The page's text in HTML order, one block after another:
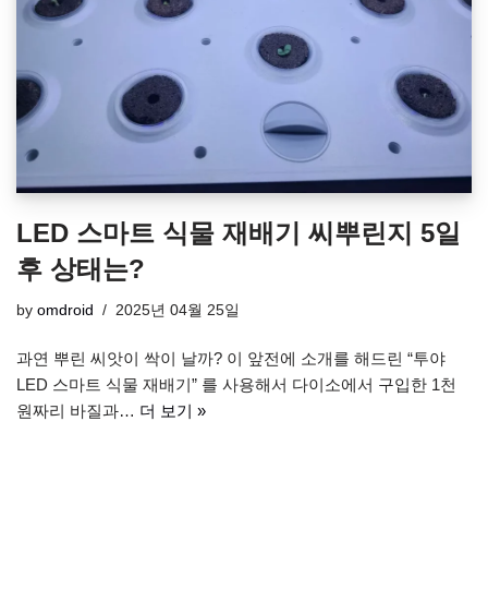
LED 스마트 식물 재배기 씨뿌린지 5일
후 상태는?
by omdroid 2025년 04월 25일
과연 뿌린 씨앗이 싹이 날까? 이 앞전에 소개를 해드린 “투야
LED 스마트 식물 재배기” 를 사용해서 다이소에서 구입한 1천
원짜리 바질과… 더 보기 »